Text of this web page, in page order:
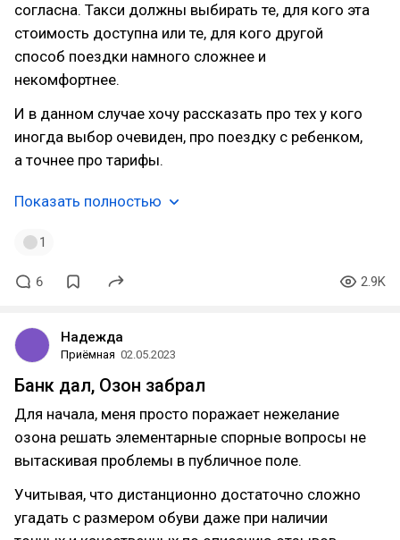
согласна. Такси должны выбирать те, для кого эта
стоимость доступна или те, для кого другой
способ поездки намного сложнее и
некомфортнее.
И в данном случае хочу рассказать про тех у кого
иногда выбор очевиден, про поездку с ребенком,
а точнее про тарифы.
Показать полностью
1
6 2.9K
Надежда
Приёмная 02.05.2023
Банк дал, Озон забрал
Для начала, меня просто поражает нежелание
озона решать элементарные спорные вопросы не
вытаскивая проблемы в публичное поле.
Учитывая, что дистанционно достаточно сложно
угадать с размером обуви даже при наличии